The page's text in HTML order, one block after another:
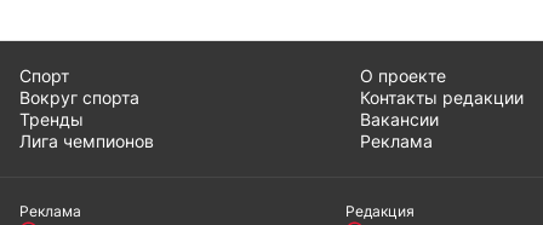
Спорт
Вокруг спорта
Тренды
Лига чемпионов
О проекте
Контакты редакции
Вакансии
Реклама
Реклама Редакция